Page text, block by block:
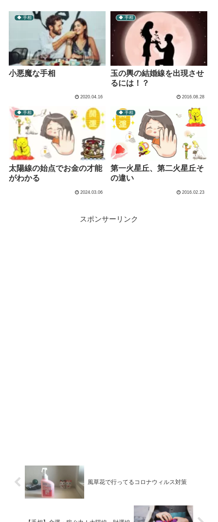
◆ 手相
小悪魔な手相
2020.04.16
◆ 手相
玉の輿の結婚線を出現させ
るには！？
2016.08.28
◆ 手相
太陽線の始点でお金の才能
がわかる
2024.03.06
◆ 手相
第一火星丘、第二火星丘そ
の違い
2016.02.23
スポンサーリンク
風草花で行ってるコロナウィルス対策